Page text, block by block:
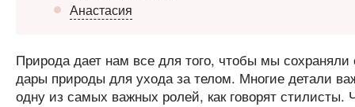
Анастасия
Природа дает нам все для того, чтобы мы
дары природы для ухода за телом. Многие детали
одну из самых важных ролей, как говорят стилисты.